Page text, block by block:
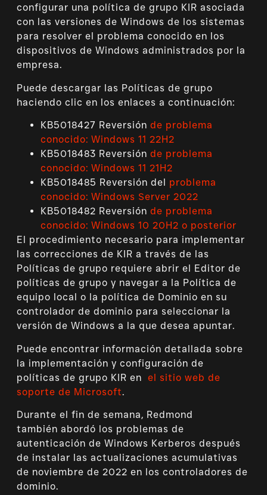
configurar una política de grupo KIR asociada
con las versiones de Windows de los sistemas
para resolver el problema conocido en los
dispositivos de Windows administrados por la
empresa.
Puede descargar las Políticas de grupo
haciendo clic en los enlaces a continuación:
KB5018427 Reversión de problema
conocido: Windows 11 22H2
KB5018483 Reversión de problema
conocido: Windows 11 21H2
KB5018485 Reversión del
problema
conocido: Windows Server 2022
KB5018482 Reversión de problema
conocido: Windows 10 20H2 o posterior
El procedimiento necesario para implementar
las correcciones de KIR a través de las
Políticas de grupo requiere abrir el Editor de
políticas de grupo y navegar a la Política de
equipo local o la política de Dominio en su
controlador de dominio para seleccionar la
versión de Windows a la que desea apuntar.
Puede encontrar información detallada sobre
la implementación y configuración de
políticas de grupo KIR enel sitio web de
soporte de Microsoft.
Durante el fin de semana, Redmond
también abordó los problemas de
autenticación de Windows Kerberos después
de instalar las actualizaciones acumulativas
de noviembre de 2022 en los controladores de
dominio.